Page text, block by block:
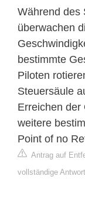
Während des
überwachen
bestimmte
Piloten
Steuersäule
Erreichen der
weitere
Point of no
Antrag auf
vollständige